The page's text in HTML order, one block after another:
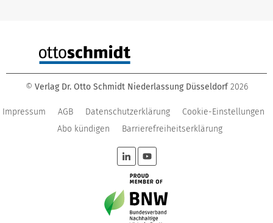
© Verlag Dr. Otto Schmidt Niederlassung Düsseldorf 2026
Impressum AGB Datenschutzerklärung
Cookie-Einstellungen
Abo kündigen
Barrierefreiheitserklärung